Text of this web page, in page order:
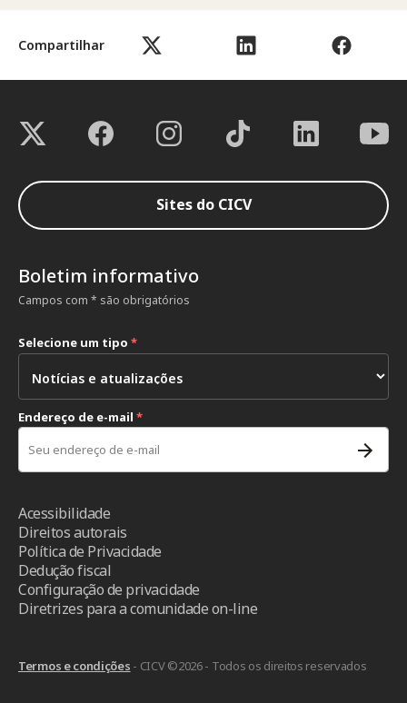
Compartilhar
Sites do CICV
Boletim informativo
Campos com * são obrigatórios
Selecione um tipo *
Endereço de e-mail *
Acessibilidade
Direitos autorais
Política de Privacidade
Dedução fiscal
Configuração de privacidade
Diretrizes para a comunidade on-line
Termos e condições - CICV ©2026 - Todos os direitos reservados